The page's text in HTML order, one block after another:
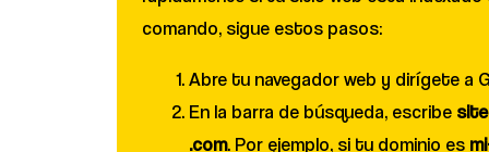
comando, sigue estos pasos:
Abre tu navegador web y dirígete a
En la barra de búsqueda, escribe site
.com. Por ejemplo, si tu dominio es